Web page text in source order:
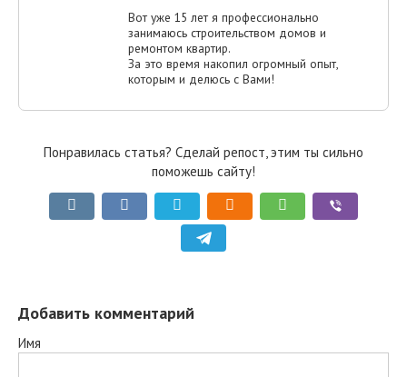
Вот уже 15 лет я профессионально
занимаюсь строительством домов и
ремонтом квартир.
За это время накопил огромный опыт,
которым и делюсь с Вами!
Понравилась статья? Сделай репост, этим ты сильно
поможешь сайту!
Добавить комментарий
Имя